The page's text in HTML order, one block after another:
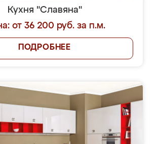
Кухня "Славяна"
от 36 200 руб. за п.м.
ПОДРОБНЕЕ